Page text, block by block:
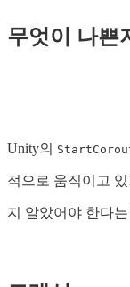
무엇이 나쁜
Unity의
적으로 움직이고
지 알았어야 한다는